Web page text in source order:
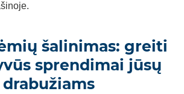
šalinimas: greiti
sprendimai jūsų
drabužiams